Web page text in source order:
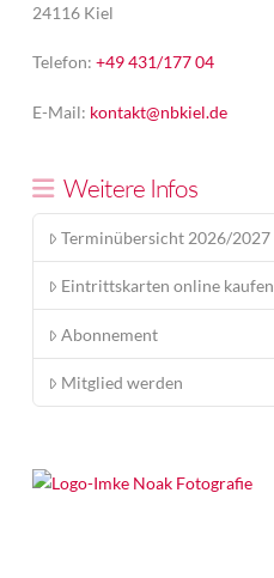
24116 Kiel
Telefon: +49 431/177 04
E-Mail: kontakt@nbkiel.de
Weitere Infos
Terminübersicht 2026/2027
Eintrittskarten online kaufen
Abonnement
Mitglied werden